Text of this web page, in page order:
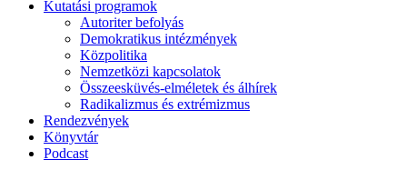
Kutatási programok
Autoriter befolyás
Demokratikus intézmények
Közpolitika
Nemzetközi kapcsolatok
Összeesküvés-elméletek és álhírek
Radikalizmus és extrémizmus
Rendezvények
Könyvtár
Podcast